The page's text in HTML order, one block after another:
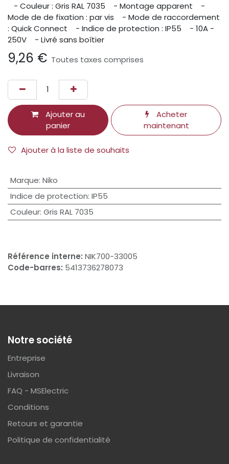
- Couleur : Gris RAL 7035 - Montage apparent -
Mode de de fixation : par vis - Mode de raccordement
: Quick Connect - Indice de protection : IP55 - 10A -
250V - Livré sans boîtier
9,26 € Toutes taxes comprises
Ajouter au
panier
Acheter
maintenant
Ajouter à la liste de souhaits
Marque: Niko
Indice de protection: IP55
Couleur: Gris RAL 7035
Référence interne: NIK700-33005
Code-barres: 5413736278073
Notre société
Entreprise
Livraison
FAQ - MSElectric
Conditions
Retours et garantie
Politique de confidentialité